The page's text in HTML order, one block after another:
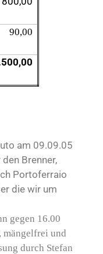
90,00
am 09.09.05
Brenner,
Portoferraio
die wir um
gegen 16.00
mängelfrei und
durch Stefan